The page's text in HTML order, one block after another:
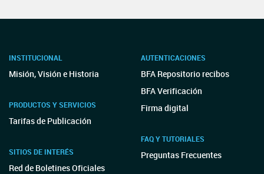
INSTITUCIONAL
Misión, Visión e Historia
PRODUCTOS Y SERVICIOS
Tarifas de Publicación
SITIOS DE INTERÉS
Red de Boletines Oficiales
AUTENTICACIONES
BFA Repositorio recibos
BFA Verificación
Firma digital
FAQ Y TUTORIALES
Preguntas Frecuentes